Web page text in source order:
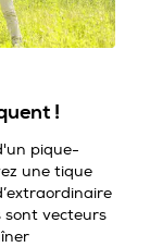
!
pique-
une tique
sont vecteurs